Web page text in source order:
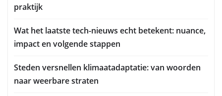
praktijk
Wat het laatste tech-nieuws echt betekent: nuance,
impact en volgende stappen
Steden versnellen klimaatadaptatie: van woorden
naar weerbare straten